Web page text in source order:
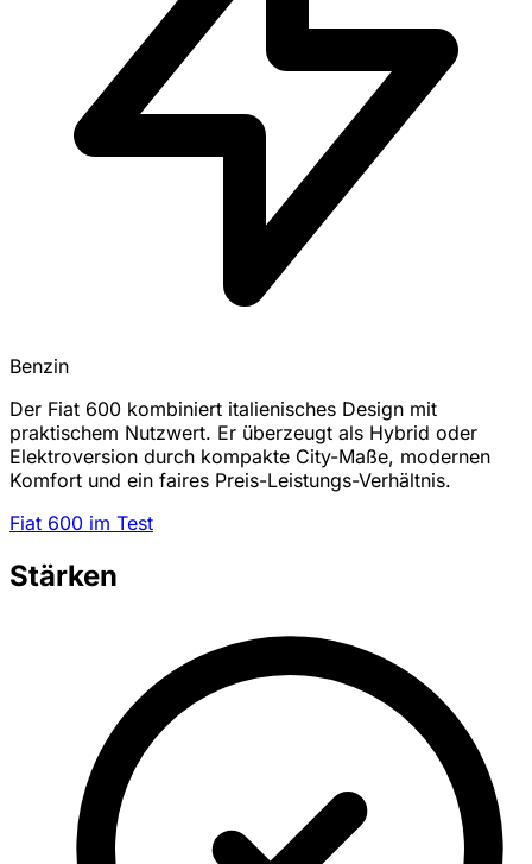
Benzin
Der Fiat 600 kombiniert italienisches Design mit
praktischem Nutzwert. Er überzeugt als Hybrid oder
Elektroversion durch kompakte City-Maße, modernen
Komfort und ein faires Preis-Leistungs-Verhältnis.
Fiat 600 im Test
Stärken